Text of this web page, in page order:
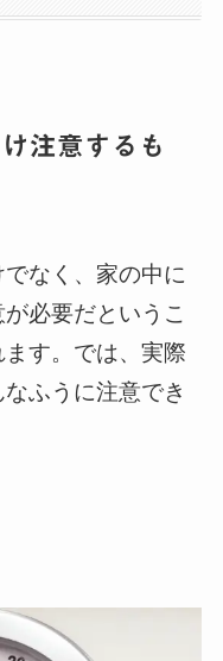
注意するも
なく、家の中に
必要だというこ
す。では、実際
ふうに注意でき